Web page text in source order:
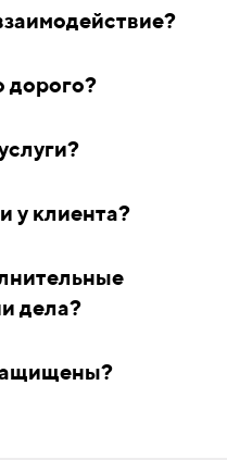
дорого?
у клиента?
дела?